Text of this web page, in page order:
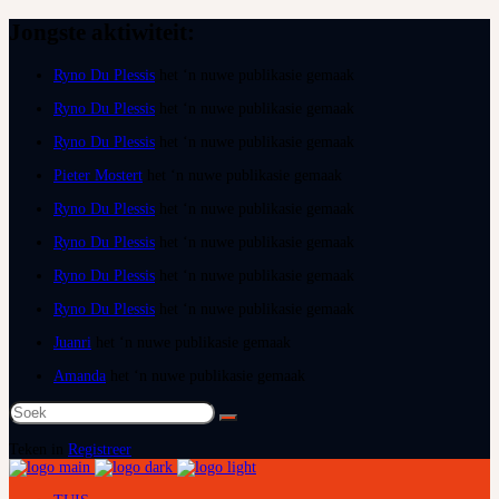
Ryno Du Plessis
Ryno Du Plessis
Ryno Du Plessis
Pieter Mostert
Ryno Du Plessis
Ryno Du Plessis
Ryno Du Plessis
Ryno Du Plessis
Juanri
Amanda
Soek
na:
Registreer